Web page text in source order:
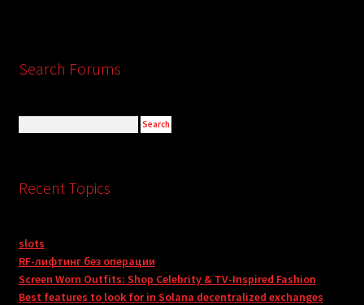
Search Forums
Recent Topics
slots
RF-лифтинг без операции
Screen Worn Outfits: Shop Celebrity & TV-Inspired Fashion
Best features to look for in Solana decentralized exchanges